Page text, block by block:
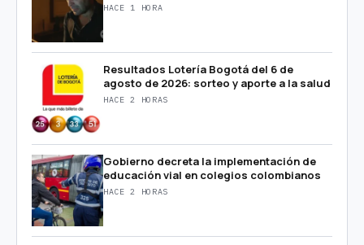
HACE 1 HORA
Resultados Lotería Bogotá del 6 de
agosto de 2026: sorteo y aporte a la salud
HACE 2 HORAS
Gobierno decreta la implementación de
educación vial en colegios colombianos
HACE 2 HORAS